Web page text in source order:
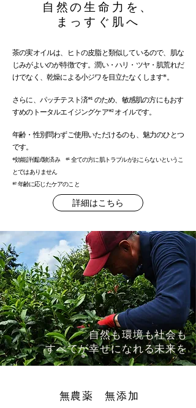
自然の生命力を、
まっす ぐ肌へ
茶の実オイルは、ヒトの皮脂と類似しているので、肌な
じみがよいのが特徴です。潤い・ハリ・ツヤ・肌荒れだ
けでなく、乾燥による小ジワを目立たなくします*。
さらに、パッチテスト済*¹ のため、敏感肌の方にもおす
すめのトータルエイジングケア*² オイルです。
年齢・性別問わずご使用いただけるのも、魅力のひとつ
です。
*効能評価試験済み *¹ 全ての方に肌トラブルがおこらないというこ
とではありません
*² 年齢に応じたケアのこと
詳細はこちら
自然も環境も社会も
​すべてが幸せになれる未来を
無農薬 無添加